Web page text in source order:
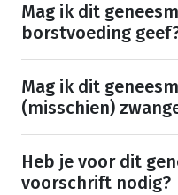
Mag ik dit
borstvoeding
Mag ik dit
(misschien)
Heb je voor dit
voorschrift nodig?